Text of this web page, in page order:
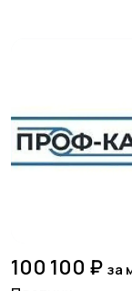
Домашний
100 100 ₽ за